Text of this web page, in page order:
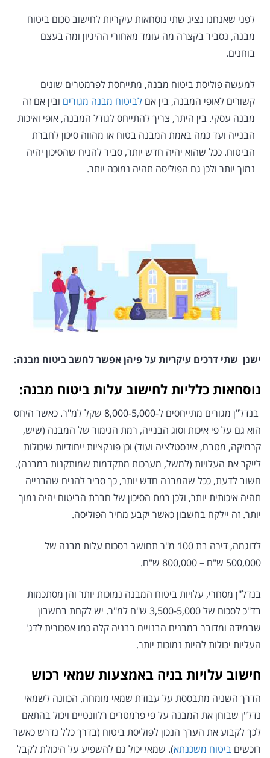
לפני שאנחנו נציג שתי נוסחאות עיקריות לחישוב סכום ביטוח
מבנה, נסביר בקצרה מה עומד מאחורי ההיגיון ומה בעצם
בוחנים.
למעשה פוליסת ביטוח מבנה, מתייחסת לפרמטרים שונים
קשורים לאופי המבנה, בין אם לביטוח מבנה מגורים ובין אם זה
מבנה עסקי. בין היתר, צריך להתייחס לגודל המבנה, אופי ואיכות
הבנייה ועד כמה באמת המבנה בטוח או מהווה סיכון לחברת
הביטוח. ככל שהוא יהיה חדש יותר, סביר להניח שהסיכון יהיה
נמוך יותר ולכן גם הפוליסה תהיה נמוכה יותר.
ישנן שתי דרכים עיקריות על פיהן אפשר לחשב ביטוח מבנה:
נוסחאות כלליות לחישוב עלות ביטוח מבנה:
בנדל"ן מגורים מתייחסים ל-8,000-5,000 שקל למ"ר. כאשר היחס
הוא גם על פי איכות וסוג הבנייה, רמת הגימור של המבנה (שיש,
קרמיקה, מטבח, אינסטלציה ועוד) וכן פונקציות ייחודיות שיכולות
לייקר את העלויות (למשל, מערכות מתקדמות שמותקנות במבנה).
חשוב לדעת, ככל שהמבנה חדש יותר, כך סביר להניח שהבנייה
תהיה איכותית יותר, ולכן רמת הסיכון של חברת הביטוח יהיה נמוך
יותר. זה יילקח בחשבון כאשר יקבע מחיר הפוליסה.
לדוגמה, דירה בת 100 מ"ר תחושב בסכום עלות מבנה של
500,000 ש"ח – 800,000 ש"ח.
בנדל"ן מסחרי, עלויות ביטוח המבנה נמוכות יותר והן מסתכמות
בד"כ לסכום של 3,500-5,000 ש"ח למ"ר. יש לקחת בחשבון
שבמידה ומדובר במבנים הבנויים בבניה קלה כמו אסכורית לדג'
העליות יכולות להיות נמוכות יותר.
חישוב עלויות בניה באמצעות שמאי רכוש
הדרך השניה מתבססת על עבודת שמאי מומחה. הכוונה לשמאי
נדל"ן שבוחן את המבנה על פי פרמטרים רלוונטיים ויכול בהתאם
לכך לקבוע את הערך הנכון לפוליסת ביטוח (בדרך כלל נדרש כאשר
רוכשים ביטוח משכנתא). שמאי יכול גם להשפיע על היכולת לקבל